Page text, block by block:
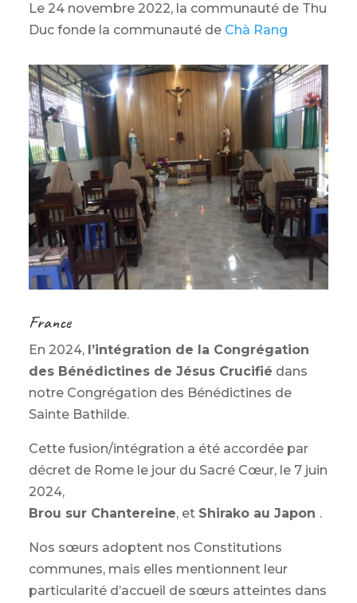
Le 24 novembre 2022, la communauté de Thu
Duc fonde la communauté de Chà Rang
France
En 2024, l’intégration de la Congrégation
des Bénédictines de Jésus Crucifié dans
notre Congrégation des Bénédictines de
Sainte Bathilde.
Cette fusion/intégration a été accordée par
décret de Rome le jour du Sacré Cœur, le 7 juin
2024,
Brou sur Chantereine, et Shirako au Japon .
Nos sœurs adoptent nos Constitutions
communes, mais elles mentionnent leur
particularité d’accueil de sœurs atteintes dans